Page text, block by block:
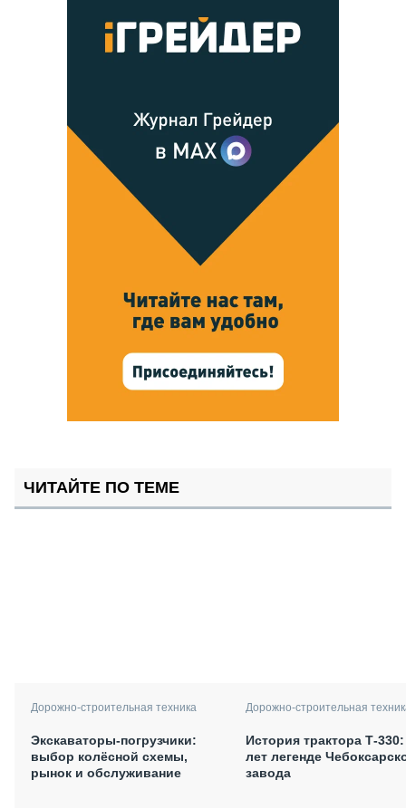
ЧИТАЙТЕ ПО ТЕМЕ
Дорожно-строительная техника
Экскаваторы-погрузчики:
выбор колёсной схемы,
рынок и обслуживание
Дорожно-строительная
История трактора Т-
лет легенде
завода